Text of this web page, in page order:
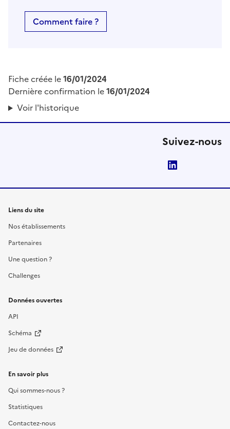
Comment faire ?
Fiche créée le16/01/2024
Dernière confirmation le16/01/2024
Voir l'historique
Suivez-nous
Liens du site
Nos établissements
Partenaires
Une question ?
Challenges
Données ouvertes
API
Schéma
Jeu de données
En savoir plus
Qui sommes-nous ?
Statistiques
Contactez-nous